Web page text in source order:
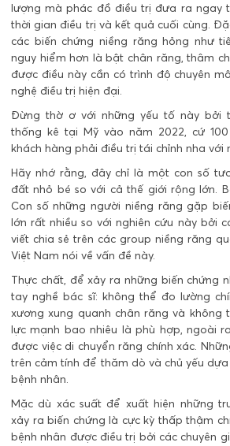
lượng mà phác đồ điều trị đưa ra ngay
thời gian điều trị và kết quả cuối cùng.
các biến chứng niềng răng hỏng như
nguy hiểm hơn là bật chân răng, thâm
được điều này cần có trình độ chuyên
nghệ điều trị hiện đại.
Đừng thờ ơ với những yếu tố này bởi
thống kê tại Mỹ vào năm 2022, cứ
khách hàng phải điều trị tái chỉnh nha với
Hãy nhớ rằng, đây chỉ là một con số
đất nhỏ bé so với cả thế giới rộng lớn.
Con số những người niềng răng gặp
lớn rất nhiều so với nghiên cứu này bởi
viết chia sẻ trên các group niềng răng
Việt Nam nói về vấn đề này.
Thực chất, để xảy ra những biến chứng
tay nghề bác sĩ: không thể đo lường
xương xung quanh chân răng và không
lực mạnh bao nhiêu là phù hợp, ngoài
được việc di chuyển răng chính xác.
trên cảm tính để thăm dò và chủ yếu
bệnh nhân.
Mặc dù xác suất để xuất hiện những
xảy ra biến chứng là cực kỳ thấp thậm
bệnh nhân được điều trị bởi các chuyên